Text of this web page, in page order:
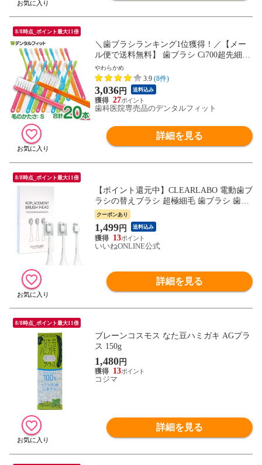
8/8時点_ポイント最大11倍
＼歯ブラシランキング1位獲得！／【メー
ル便で送料無料】 歯ブラシ Ci700超先細S
やわらかめ 10本とCi703 MSやややわらか
め 10本の20本セット (メール便2点まで) set
やわらかめ
3.9 (8件)
3,036円 送料込み
27
歯科医院専売品のデンタルフィット
詳細を見る
8/8時点_ポイント最大11倍
【ポイント還元中】CLEARLABO 電動歯ブ
ラシの替えブラシ 超極細毛 歯ブラシ 歯間
ブラシ はぶらし 3個入り
クーポンあり
1,499円 送料込み
13
いいねONLINE公式
詳細を見る
8/8時点_ポイント最大11倍
ブレーンコスモス なた豆ハミガキ AGプラ
ス 150g
1,480円
13
コジマ
詳細を見る